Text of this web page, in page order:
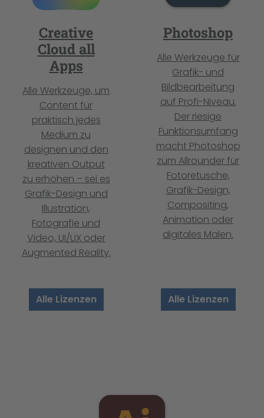
Creative
Cloud all
Apps
Alle Werkzeuge, um
Content für
praktisch jedes
Medium zu
designen und den
kreativen Output
zu erhöhen – sei es
Grafik-Design und
Illustration,
Fotografie und
Video, UI/UX oder
Augmented Reality.
Alle Lizenzen
Photoshop
Alle Werkzeuge für
Grafik- und
Bildbearbeitung
auf Profi-Niveau.
Der riesige
Funktionsumfang
macht Photoshop
zum Allrounder für
Fotoretusche,
Grafik-Design,
Compositing,
Animation oder
digitales Malen.
Alle Lizenzen